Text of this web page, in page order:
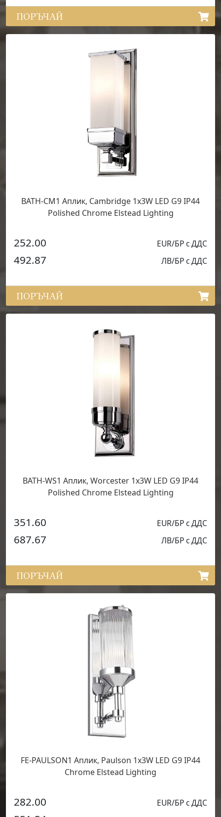
ПОРЪЧАЙ
BATH-CM1 Аплик, Cambridge 1x3W LED G9 IP44
Polished Chrome Elstead Lighting
252.00 EUR/БР с ДДС
492.87 ЛВ/БР с ДДС
ПОРЪЧАЙ
BATH-WS1 Аплик, Worcester 1x3W LED G9 IP44
Polished Chrome Elstead Lighting
351.60 EUR/БР с ДДС
687.67 ЛВ/БР с ДДС
ПОРЪЧАЙ
FE-PAULSON1 Аплик, Paulson 1x3W LED G9 IP44
Chrome Elstead Lighting
282.00 EUR/БР с ДДС